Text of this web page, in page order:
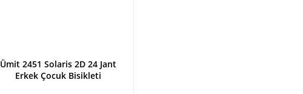
Ümit 2451 Solaris 2D 24 Jant
Erkek Çocuk Bisikleti